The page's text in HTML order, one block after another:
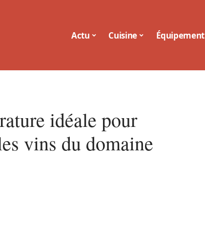
Actu Cuisine Équipement
idéale pour
vins du domaine